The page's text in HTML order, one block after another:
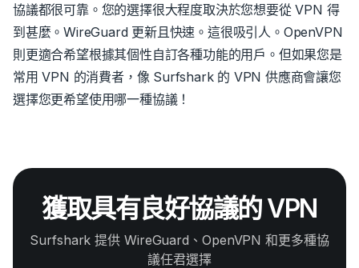
協議都很可靠。您的選擇很大程度取決於您想要從 VPN 得
到甚麼。WireGuard 更新且快速。這很吸引人。OpenVPN
則更適合希望根據其個性自訂各種功能的用戶。但如果您是
常用 VPN 的消費者，像 Surfshark 的 VPN 供應商會讓您
選擇您更希望使用哪一種協議！
獲取具有良好協議的 VPN
Surfshark 提供 WireGuard、OpenVPN 和更多種協
議任君選擇